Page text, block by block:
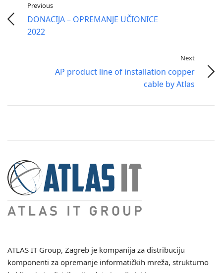
Previous
DONACIJA – OPREMANJE UČIONICE
2022
Next
AP product line of installation copper
cable by Atlas
ATLAS IT Group, Zagreb je kompanija za distribuciju
komponenti za opremanje informatičkih mreža, strukturno